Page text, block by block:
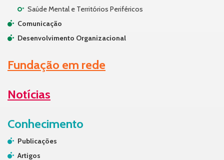
Saúde Mental e Territórios Periféricos
Comunicação
Desenvolvimento Organizacional
Fundação em rede
Notícias
Conhecimento
Publicações
Artigos